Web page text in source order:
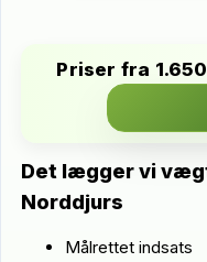
Priser fra
Det lægger vi
Norddjurs
Målrettet indsats